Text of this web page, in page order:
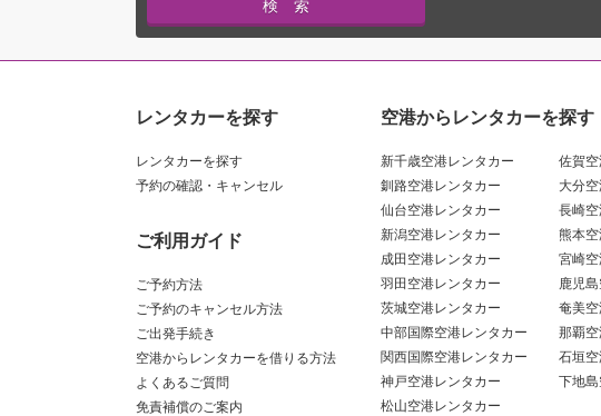
レンタカーを探す
レンタカーを探す
予約の確認・キャンセル
ご利用ガイド
ご予約方法
ご予約のキャンセル方法
ご出発手続き
空港からレンタカーを借りる方法
よくあるご質問
免責補償のご案内
空港からレンタカーを探す
新千歳空港レンタカー
釧路空港レンタカー
仙台空港レンタカー
新潟空港レンタカー
成田空港レンタカー
羽田空港レンタカー
茨城空港レンタカー
中部国際空港レンタカー
関西国際空港レンタカー
神戸空港レンタカー
松山空港レンタカー
佐賀
大分
長崎
熊本
宮崎
鹿児
奄美
那覇
石垣
下地